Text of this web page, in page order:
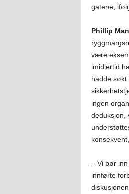
gatene,
Phillip
være
imidlertid
hadde søkt
ingen
deduksjon,
– Vi bør
innførte